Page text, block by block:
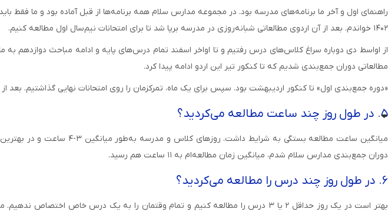
راهنمای اول و آخر ما برنامه‌های مدرسه بود. در مجموعه مدارس سلام همه برنامه‌ها از قبل آماده بود و ما
۱۴۰۲ خواندم. بعد از آن اردوی مطالعاتی شبانه‌روزی در مدرسه برپا شد تا برای امتحانات نیم‌سال اول مطالعه کنیم.
از اواسط دی دوباره سراغ کلاس‌های درس رفتیم و تا اواخر اسفند تمام درس‌های پایه و ادامه مباحث دوازدهم
مطالعاتی دوران جمع‌بندی شدیم که تا کنکور تیر این اردو ادامه پیدا کرد.
«دوره جمع‌بندی اول» تا کنکور اردیبهشت بود. سپس برای یک‌ ماه، تمرکزمان را روی امتحانات نهایی گذاشتیم.
۵. در طول روز چند ساعت مطالعه می‌کردید؟
دوران جمع‌بندی مدارس سلام شدم، میانگین زمان مطالعه‌ام به ۱۱ ساعت هم رسید.
۶. در طول روز چند درس را مطالعه می‌کردید؟